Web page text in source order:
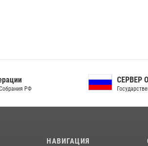
СЕРВЕР ОРГАНОВ
Государственной власти РФ
НАВИГАЦИЯ